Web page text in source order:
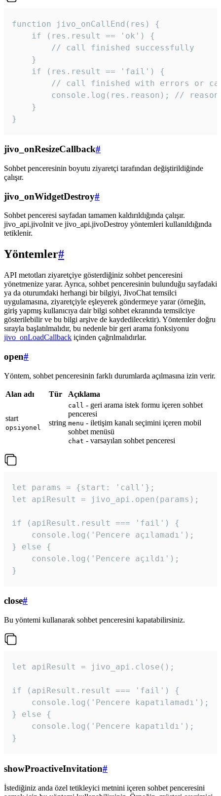
function jivo_onCallEnd(res) {
    if (res.result == 'ok') {
        // call finished successfully
    }
    if (res.result == 'fail') {
// call finished with errors or
console.log(res.reason); //
    }
}
jivo_onResizeCallback#
Sohbet penceresinin boyutu ziyaretçi tarafından değiştirildiğinde
çalışır.
jivo_onWidgetDestroy#
Sohbet penceresi sayfadan tamamen kaldırıldığında çalışır.
jivo_api.jivoInit ve jivo_api.jivoDestroy yöntemleri kullanıldığında
tetiklenir.
Yöntemler#
API metotları ziyaretçiye gösterdiğiniz sohbet penceresini
yönetmenize yarar. Ayrıca, sohbet penceresinin bulunduğu sayfadaki
ya da oturumdaki herhangi bir bilgiyi, JivoChat temsilci
uygulamasına, ziyaretçiyle eşleyerek göndermeye yarar (örneğin,
giriş yapmış kullanıcıya dair bilgi sohbet ekranında temsilciye
gösterilebilir ve bu bilgi arşive de kaydedilecektir). Yöntemler doğru
sırayla başlatılmalıdır, bu nedenle bir geri arama fonksiyonu
jivo_onLoadCallback içinden çağrılmalıdırlar.
open#
Yöntem, sohbet penceresinin farklı durumlarda açılmasına izin verir.
Alan adı Tür Açıklama
start
opsiyonel
string
call - geri arama istek formu içeren sohbet
penceresi
menu - iletişim kanalı seçimini içeren mobil
sohbet menüsü
chat - varsayılan sohbet penceresi
let params = {start: 'call'};
let apiResult = jivo_api.open(params);
if (apiResult.result === 'fail') {
    console.log('Pencere açılamadı');
} else {
    console.log('Pencere açıldı');
}
close#
Bu yöntemi kullanarak sohbet penceresini kapatabilirsiniz.
let apiResult = jivo_api.close();
if (apiResult.result === 'fail') {
    console.log('Pencere kapatılamadı');
} else {
    console.log('Pencere kapatıldı');
}
showProactiveInvitation#
İstediğiniz anda özel tetikleyici metnini içeren sohbet penceresini